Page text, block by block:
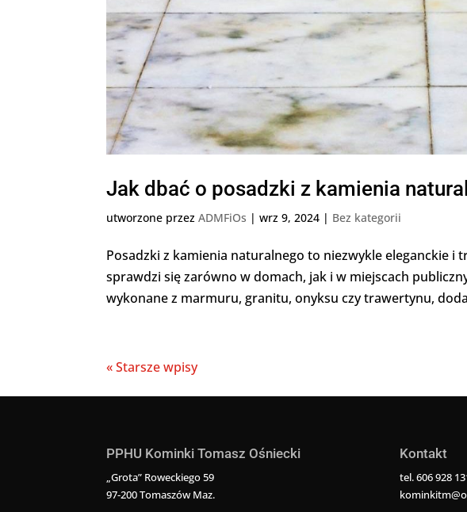
Jak dbać o posadzki z kamienia
utworzone przezADMFiOs |wrz 9, 2024 | Bez kategorii
Posadzki z kamienia naturalnego to niezwykle eleganckie i
sprawdzi się zarówno w domach, jak i w miejscach
wykonane z marmuru, granitu, onyksu czy trawertynu,
« Starsze wpisy
PPHU Kominki Tomasz Ośniecki
„Grota” Roweckiego 59
97-200 Tomaszów Maz.
Kontakt
tel. 606 928